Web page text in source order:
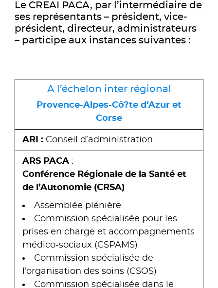
Le CREAI PACA, par l’intermédiaire de
ses représentants – président, vice-
président, directeur, administrateurs
– participe aux instances suivantes :
A l’échelon inter régional
Provence-Alpes-Cô?te d’Azur et
Corse
ARI : Conseil d’administration
ARS PACA :
Conférence Régionale de la Santé et
de l’Autonomie (CRSA)
Assemblée plénière
Commission spécialisée pour les
prises en charge et accompagnements
médico-sociaux (CSPAMS)
Commission spécialisée de
l’organisation des soins (CSOS)
Commission spécialisée dans le